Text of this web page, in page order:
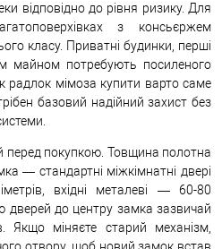
відповідно до рівня ризику. Для
з консьєржем
класу. Приватні будинки, перші
майном потребують посиленого
радлок мімоза купити варто саме
базовий надійний захист без
перед покупкою. Товщина полотна
— стандартні міжкімнатні двері
вхідні металеві — 60-80
дверей до центру замка зазвичай
Якщо міняєте старий механізм,
отвору, щоб новий замок встав